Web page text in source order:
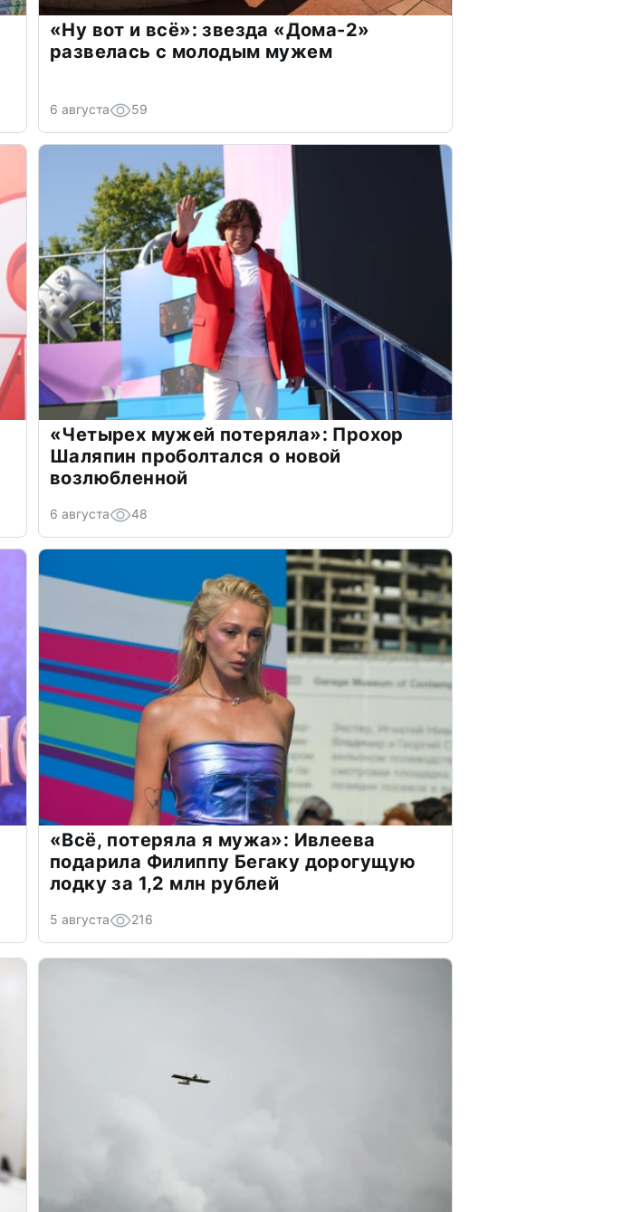
«Ну вот и всё»: звезда «Дома-2»
развелась с молодым мужем
6 августа 59
«Четырех мужей потеряла»: Прохор
Шаляпин проболтался о новой
возлюбленной
6 августа 48
«Всё, потеряла я мужа»: Ивлеева
подарила Филиппу Бегаку дорогущую
лодку за 1,2 млн рублей
5 августа 216